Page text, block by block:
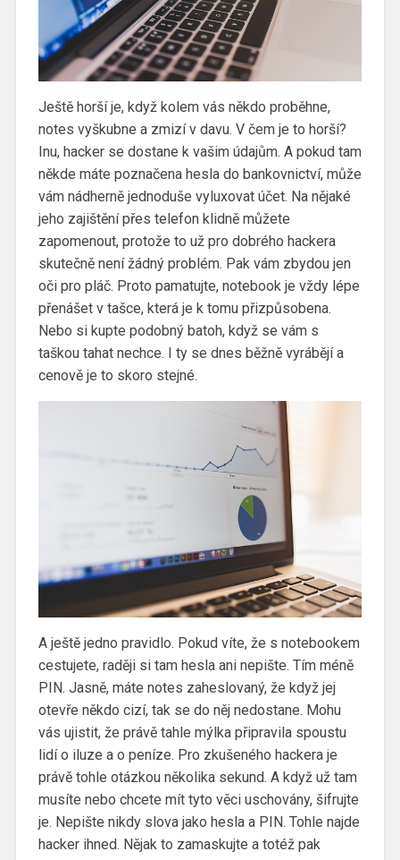
Ještě horší je, když kolem vás někdo proběhne,
notes vyškubne a zmizí v davu. V čem je to horší?
Inu, hacker se dostane k vašim údajům. A pokud tam
někde máte poznačena hesla do bankovnictví, může
vám nádherně jednoduše vyluxovat účet. Na nějaké
jeho zajištění přes telefon klidně můžete
zapomenout, protože to už pro dobrého hackera
skutečně není žádný problém. Pak vám zbydou jen
oči pro pláč. Proto pamatujte, notebook je vždy lépe
přenášet v tašce, která je k tomu přizpůsobena.
Nebo si kupte podobný batoh, když se vám s
taškou tahat nechce. I ty se dnes běžně vyrábějí a
cenově je to skoro stejné.
A ještě jedno pravidlo. Pokud víte, že s notebookem
cestujete, raději si tam hesla ani nepište. Tím méně
PIN. Jasně, máte notes zaheslovaný, že když jej
otevře někdo cizí, tak se do něj nedostane. Mohu
vás ujistit, že právě tahle mýlka připravila spoustu
lidí o iluze a o peníze. Pro zkušeného hackera je
právě tohle otázkou několika sekund. A když už tam
musíte nebo chcete mít tyto věci uschovány, šifrujte
je. Nepište nikdy slova jako hesla a PIN. Tohle najde
hacker ihned. Nějak to zamaskujte a totéž pak